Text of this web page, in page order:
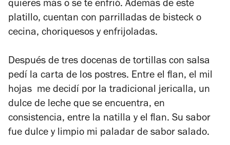
quieres más o se te enfrió. Además de este
platillo, cuentan con parrilladas de bisteck o
cecina, choriquesos y enfrijoladas.
Después de tres docenas de tortillas con salsa
pedí la carta de los postres. Entre el flan, el mil
hojas me decidí por la tradicional jericalla, un
dulce de leche que se encuentra, en
consistencia, entre la natilla y el flan. Su sabor
fue dulce y limpio mi paladar de sabor salado.